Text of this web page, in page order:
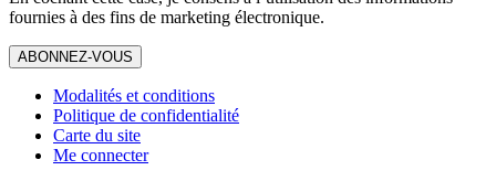
fournies à des fins de marketing électronique.
ABONNEZ-VOUS
Modalités et conditions
Politique de confidentialité
Carte du site
Me connecter